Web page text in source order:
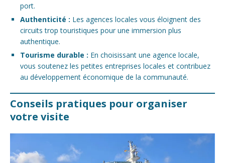
port.
Authenticité : Les agences locales vous éloignent des
circuits trop touristiques pour une immersion plus
authentique.
Tourisme durable : En choisissant une agence locale,
vous soutenez les petites entreprises locales et contribuez
au développement économique de la communauté.
Conseils pratiques pour organiser
votre visite